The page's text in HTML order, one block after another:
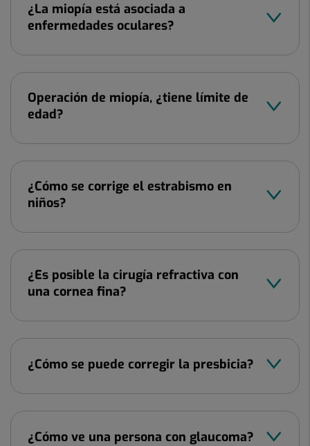
¿La miopía está asociada a
enfermedades oculares?
Operación de miopía, ¿tiene límite de
edad?
¿Cómo se corrige el estrabismo en
niños?
¿Es posible la cirugía refractiva con
una cornea fina?
¿Cómo se puede corregir la presbicia?
¿Cómo ve una persona con glaucoma?